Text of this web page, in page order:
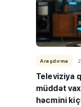
Araşdırma
Televiziya
müddət
həcmini